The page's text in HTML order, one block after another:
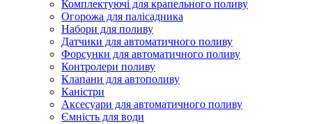
Комплектуючі для крапельного поливу
Огорожа для палісадника
Набори для поливу
Датчики для автоматичного поливу
Форсунки для автоматичного поливу
Контролери поливу
Клапани для автополиву
Каністри
Аксесуари для автоматичного поливу
Ємність для води